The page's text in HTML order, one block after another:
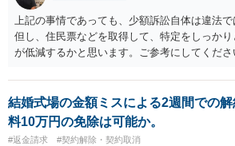
上記の事情であっても、少額訴訟自体は違法で
但し、住民票などを取得して、特定をしっか
が低減するかと思います。ご参考にしてくださ
結婚式場の金額ミスによる2週間での
料10万円の免除は可能か。
#返金請求 #契約解除・契約取消